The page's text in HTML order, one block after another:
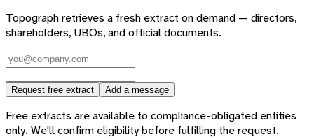
Topograph retrieves a fresh extract on demand — directors,
shareholders, UBOs, and official documents.
Request free extract Add a message
Free extracts are available to compliance-obligated entities
only. We'll confirm eligibility before fulfilling the request.